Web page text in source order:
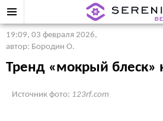
19:09, 03 февраля 2026,
автор: Бородин О.
Тренд «мокрый блеск»
Источник фото: 123rf.com